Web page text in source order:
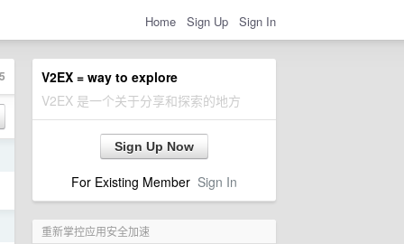
Home Sign Up Sign In
V2EX = way to explore
V2EX 是一个关于分享和探索的地方
Sign Up Now
For Existing Member Sign In
重新掌控应用安全加速